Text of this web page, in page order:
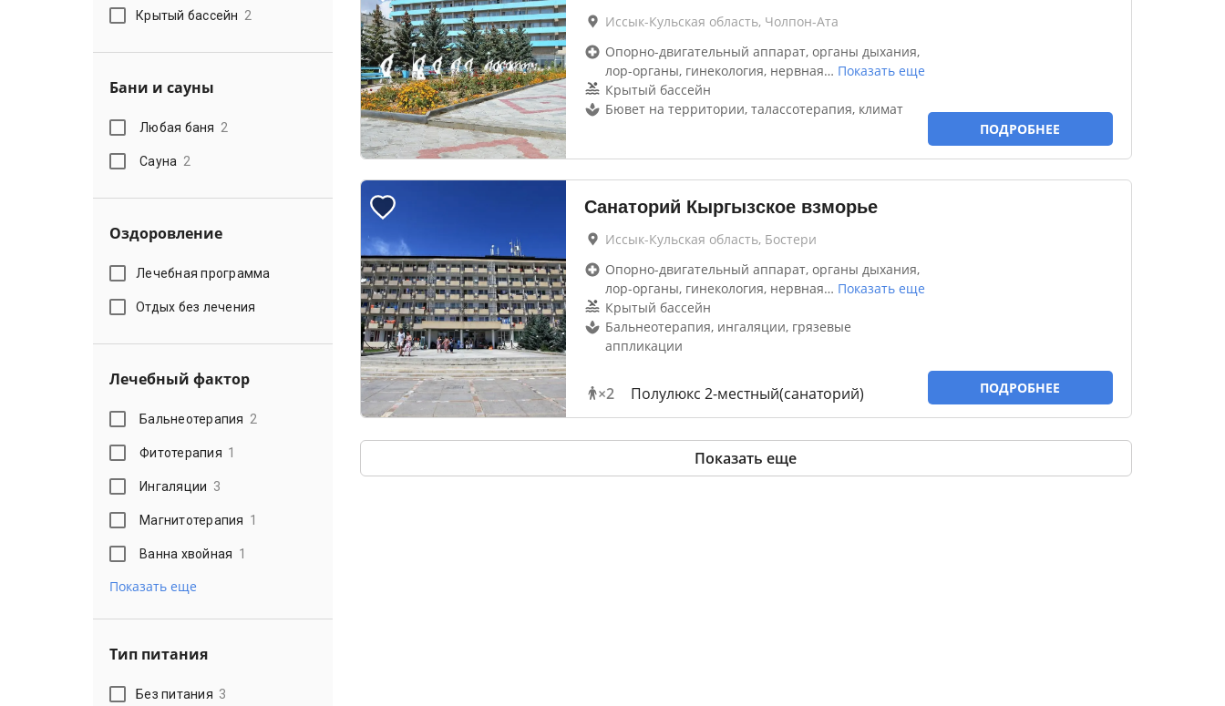
Крытый бассейн 2
Бани и сауны
Любая баня 2
Сауна 2
Оздоровление
Лечебная программа
Отдых без лечения
Лечебный фактор
Бальнеотерапия 2
Фитотерапия 1
Ингаляции 3
Магнитотерапия 1
Ванна хвойная 1
Показать еще
Тип питания
Без питания 3
Иссык-Кульская область, Чолпон-Ата
Опорно-двигательный аппарат, органы дыхания,
лор-органы, гинекология, нервная… Показать еще
Крытый бассейн
Бювет на территории, талассотерапия, климат
ПОДРОБНЕЕ
Санаторий Кыргызское взморье
Иссык-Кульская область, Бостери
Опорно-двигательный аппарат, органы дыхания,
лор-органы, гинекология, нервная… Показать еще
Крытый бассейн
Бальнеотерапия, ингаляции, грязевые
аппликации
×2 Полулюкс 2-местный(санаторий) ПОДРОБНЕЕ
Показать еще